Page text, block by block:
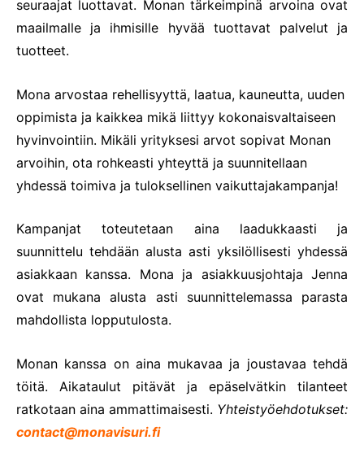
seuraajat luottavat. Monan tärkeimpinä arvoina ovat
maailmalle ja ihmisille hyvää tuottavat palvelut ja
tuotteet.
Mona arvostaa rehellisyyttä, laatua, kauneutta, uuden
oppimista ja kaikkea mikä liittyy kokonaisvaltaiseen
hyvinvointiin. Mikäli yrityksesi arvot sopivat Monan
arvoihin, ota rohkeasti yhteyttä ja suunnitellaan
yhdessä toimiva ja tuloksellinen vaikuttajakampanja!
Kampanjat toteutetaan aina laadukkaasti ja
suunnittelu tehdään alusta asti yksilöllisesti yhdessä
asiakkaan kanssa. Mona ja asiakkuusjohtaja Jenna
ovat mukana alusta asti suunnittelemassa parasta
mahdollista lopputulosta.
Monan kanssa on aina mukavaa ja joustavaa tehdä
töitä. Aikataulut pitävät ja epäselvätkin tilanteet
ratkotaan aina ammattimaisesti. Yhteistyöehdotukset:
contact@monavisuri.fi